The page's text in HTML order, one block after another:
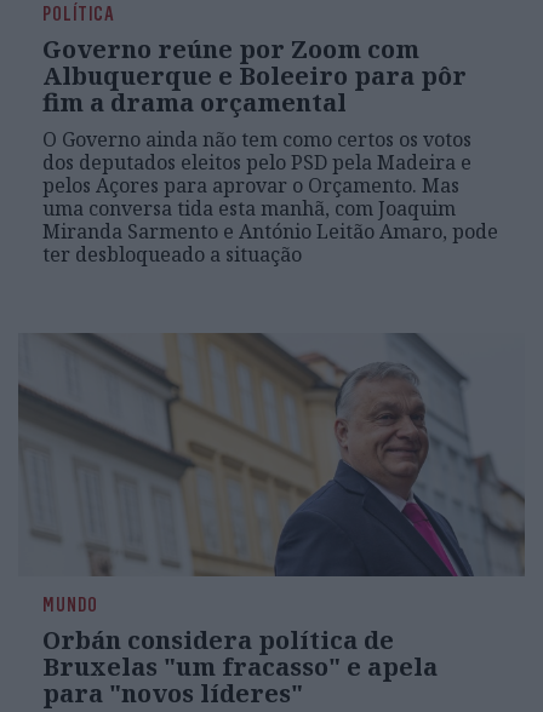
POLÍTICA
Governo reúne por Zoom com
Albuquerque e Boleeiro para pôr
fim a drama orçamental
O Governo ainda não tem como certos os votos
dos deputados eleitos pelo PSD pela Madeira e
pelos Açores para aprovar o Orçamento. Mas
uma conversa tida esta manhã, com Joaquim
Miranda Sarmento e António Leitão Amaro, pode
ter desbloqueado a situação
MUNDO
Orbán considera política de
Bruxelas "um fracasso" e apela
para "novos líderes"